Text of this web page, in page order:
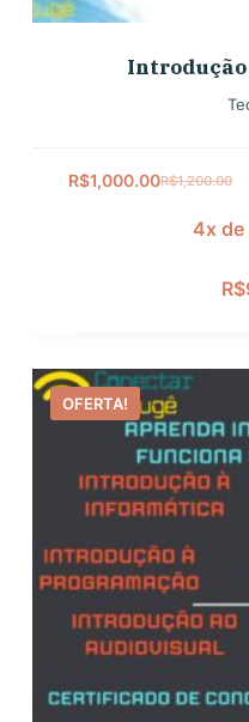
R$1,200.00
R$1,000.00
4x de
R$
OFERTA!